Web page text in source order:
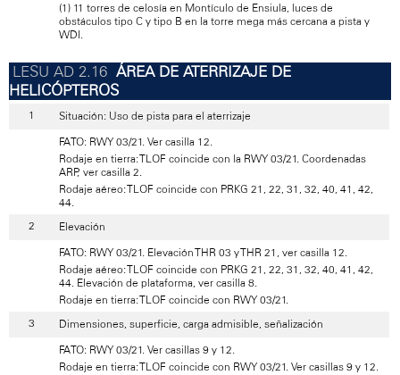
(1) 11 torres de celosía en Montículo de Ensiula, luces de
obstáculos tipo C y tipo B en la torre mega más cercana a pista y
WDI.
ÁREA DE ATERRIZAJE DE
HELICÓPTEROS
Situación: Uso de pista para el aterrizaje
FATO: RWY 03/21. Ver casilla 12.
Rodaje en tierra: TLOF coincide con la RWY 03/21. Coordenadas
ARP, ver casilla 2.
Rodaje aéreo: TLOF coincide con PRKG 21, 22, 31, 32, 40, 41, 42,
44.
Elevación
FATO: RWY 03/21. Elevación THR 03 y THR 21, ver casilla 12.
Rodaje aéreo: TLOF coincide con PRKG 21, 22, 31, 32, 40, 41, 42,
44. Elevación de plataforma, ver casilla 8.
Rodaje en tierra: TLOF coincide con RWY 03/21.
Dimensiones, superficie, carga admisible, señalización
FATO: RWY 03/21. Ver casillas 9 y 12.
Rodaje en tierra: TLOF coincide con RWY 03/21. Ver casillas 9 y 12.